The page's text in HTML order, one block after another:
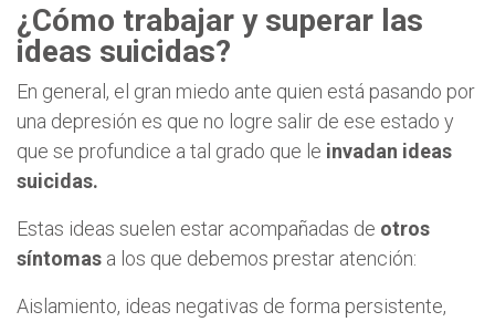
¿Cómo trabajar y superar las
ideas suicidas?
En general, el gran miedo ante quien está pasando por
una depresión es que no logre salir de ese estado y
que se profundice a tal grado que le invadan ideas
suicidas.
Estas ideas suelen estar acompañadas de otros
síntomas a los que debemos prestar atención:
Aislamiento, ideas negativas de forma persistente,